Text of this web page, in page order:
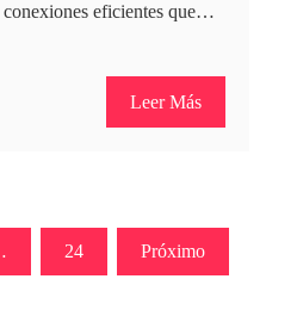
conexiones eficientes que…
Leer Más
24 Próximo